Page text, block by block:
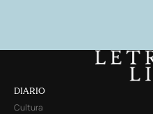
DIARIO
Cultura